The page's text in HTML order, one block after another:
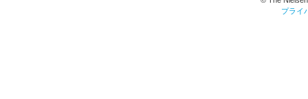
プライ